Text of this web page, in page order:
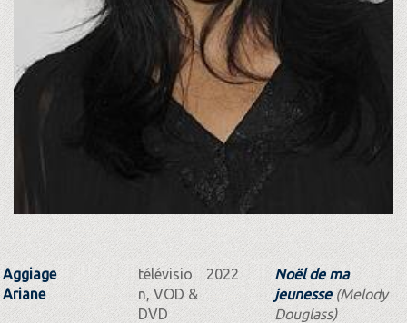
Aggiage
Ariane
télévisio
n, VOD &
DVD
2022
Noël de ma
jeunesse(Melody
Douglass)